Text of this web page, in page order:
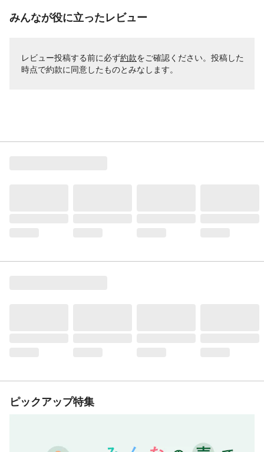
みんなが役に立ったレビュー
レビュー投稿する前に必ず約款をご確認ください。投稿した
時点で約款に同意したものとみなします。
ピックアップ特集